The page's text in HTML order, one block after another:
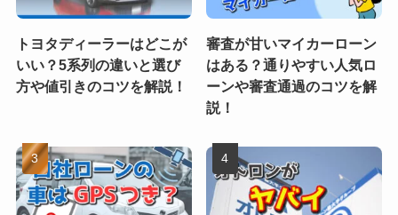
トヨタディーラーはどこが
いい？5系列の違いと選び
方や値引きのコツを解説！
審査が甘いマイカーローン
はある？通りやすい人気ロ
ーンや審査通過のコツを解
説！